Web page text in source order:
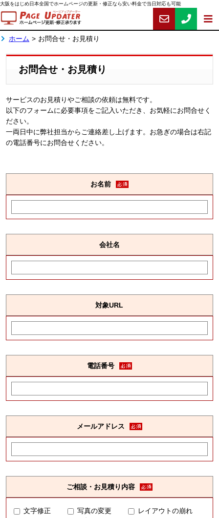
大阪をはじめ日本全国でホームページの更新・修正なら安い料金で当日対応も可能
ホーム > お問合せ・お見積り
お問合せ・お見積り
サービスのお見積りやご相談の依頼は無料です。
以下のフォームに必要事項をご記入いただき、お気軽にお問合せく
ださい。
一両日中に弊社担当からご連絡差し上げます。お急ぎの場合は右記
の電話番号にお問合せください。
お名前
会社名
対象URL
電話番号
メールアドレス
ご相談・お見積り内容
文字修正 写真の変更
レイアウトの崩れ